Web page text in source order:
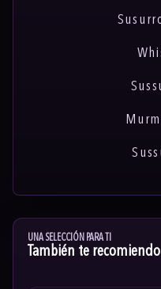
UNA SELECCIÓN PARA TI
También te recomiendo